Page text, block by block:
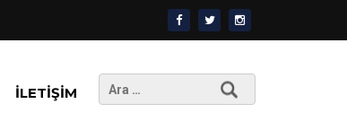
İLETIŞIM
Arama: